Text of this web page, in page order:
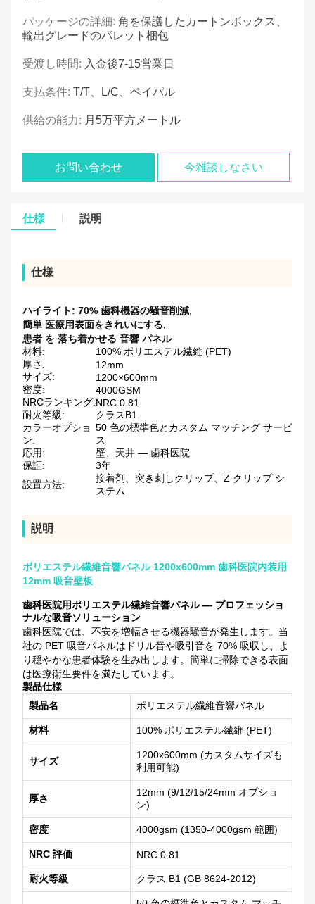
パッケージの詳細: 角を保護したカートンボックス、
輸出グレードのパレット梱包
受渡し時間: 入金後7-15営業日
支払条件: T/T、L/C、ペイパル
供給の能力: 月5万平方メートル
お問い合わせ 今雑談しなさい
仕様 説明
仕様
ハイライト: 70% 歯科機器の騒音削減,
簡単 医療用表面をきれいにする,
患者 を 落ち着かせる 音響 パネル
材料:
100% ポリエステル繊維 (PET)
厚さ:
12mm
サイズ:
1200×600mm
密度:
4000GSM
NRCランキング:NRC 0.81
耐火等級:
クラスB1
カラーオプショ
ン:
50 色の標準色とカスタム マッチング サービ
ス
応用:
壁、天井 — 歯科医院
保証:
3年
設置方法:
接着剤、突き刺しクリップ、Z クリップ シ
ステム
説明
ポリエステル繊維音響パネル 1200x600mm 歯科医院内装用
12mm 吸音壁板
歯科医院用ポリエステル繊維音響パネル — プロフェッショ
ナルな吸音ソリューション
歯科医院では、不安を増幅させる機器騒音が発生します。当
社の PET 吸音パネルはドリル音や吸引音を 70% 吸収し、よ
り穏やかな患者体験を生み出します。簡単に掃除できる表面
は医療衛生要件を満たしています。
製品仕様
製品名
ポリエステル繊維音響パネル
材料 100% ポリエステル繊維 (PET)
サイズ
1200x600mm (カスタムサイズも
利用可能)
厚さ
12mm (9/12/15/24mm オプショ
ン)
密度 4000gsm (1350-4000gsm 範囲)
NRC 評価 NRC 0.81
耐火等級 クラス B1 (GB 8624-2012)